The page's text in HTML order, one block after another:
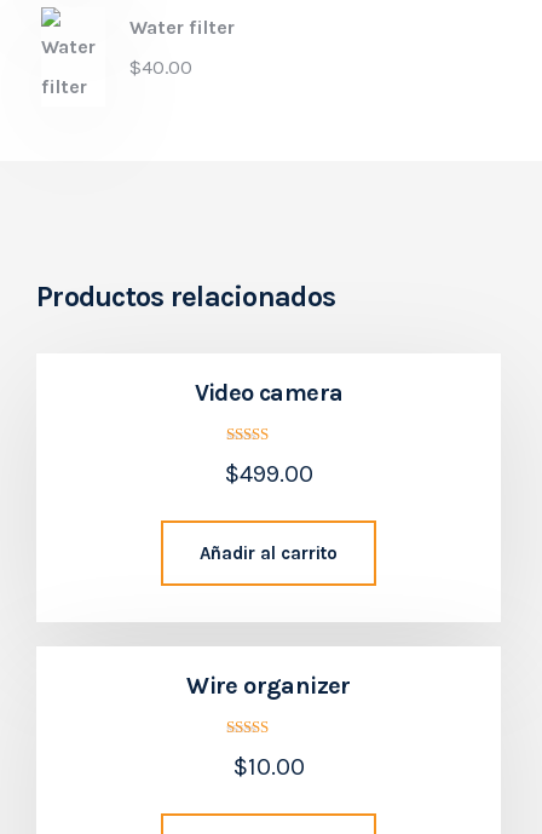
Water filter
$40.00
Productos relacionados
Video camera
5.00
de 5
$499.00
Añadir al carrito
Wire organizer
5.00
$10.00